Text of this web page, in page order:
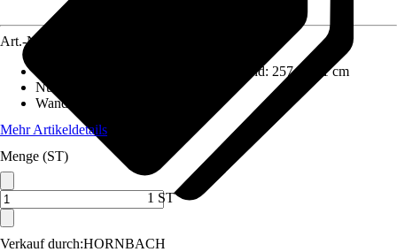
Verkauf durch:HORNBACH
Art.-Nr.
Aufstellmaße B x T ohne Dachüberstand: 257 x 321 cm
Nutzfläche
Wandstärke
Mehr Artikeldetails
Menge (ST)
1 ST